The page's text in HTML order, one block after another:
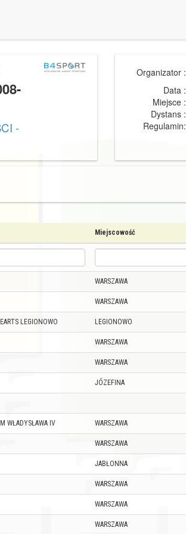
-
Organizator :
Data :
Miejsce :
Dystans :
Regulamin:
Miejscowość
WARSZAWA
WARSZAWA
LEGIONOWO LEGIONOWO
WARSZAWA
WARSZAWA
JÓZEFINA
WŁADYSŁAWA IV WARSZAWA
WARSZAWA
JABŁONNA
WARSZAWA
WARSZAWA
WARSZAWA